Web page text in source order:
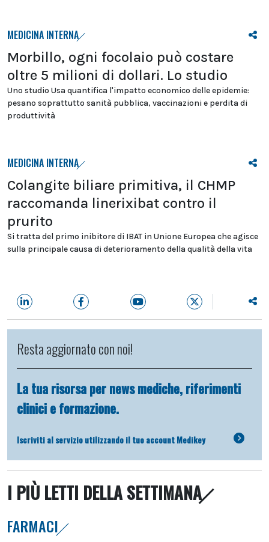
MEDICINA INTERNA
Morbillo, ogni focolaio può costare
oltre 5 milioni di dollari. Lo studio
Uno studio Usa quantifica l'impatto economico delle epidemie:
pesano soprattutto sanità pubblica, vaccinazioni e perdita di
produttività
MEDICINA INTERNA
Colangite biliare primitiva, il CHMP
raccomanda linerixibat contro il
prurito
Si tratta del primo inibitore di IBAT in Unione Europea che agisce
sulla principale causa di deterioramento della qualità della vita
Resta aggiornato con noi!
La tua risorsa per news mediche, riferimenti
clinici e formazione.
Iscriviti al servizio utilizzando il tuo account Medikey
I PIÙ LETTI DELLA SETTIMANA
FARMACI